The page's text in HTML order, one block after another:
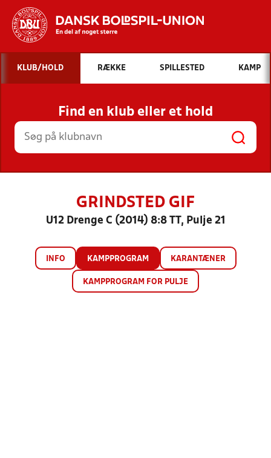
Hvad vil du søge efter?
INDHOLD OG NYHEDER
STILLINGER, RESULTATER, KLUBBER OG
HOLD
KLUB/HOLD RÆKKE SPILLESTED KAMP
Find en klub eller et hold
GRINDSTED GIF
U12 Drenge C (2014) 8:8 TT, Pulje 21
INFO KAMPPROGRAM KARANTÆNER
KAMPPROGRAM FOR PULJE